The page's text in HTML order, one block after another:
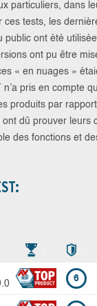
particuliers, dans
ces tests, les
public ont été
ont pu être
« en nuages »
n’a pris en compte
produits par
dû prouver leurs
des fonctions et
6